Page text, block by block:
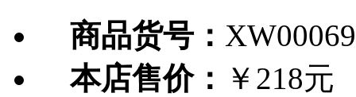
商品货号：
本店售价： ￥218元